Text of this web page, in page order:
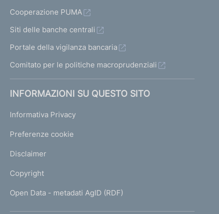
Cooperazione PUMA
Siti delle banche centrali
Portale della vigilanza bancaria
Comitato per le politiche macroprudenziali
INFORMAZIONI SU QUESTO SITO
Informativa Privacy
Preferenze cookie
Disclaimer
Copyright
Open Data - metadati AgID (RDF)